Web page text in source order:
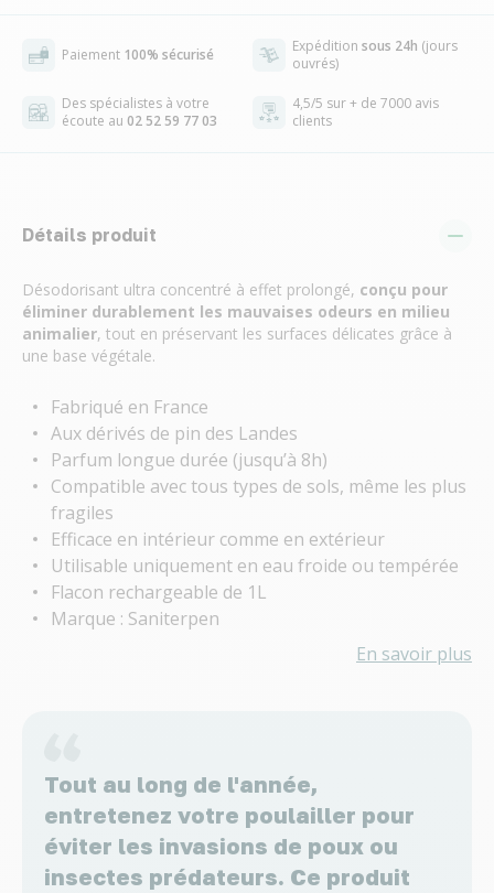
Paiement 100% sécurisé Expédition sous 24h (jours
ouvrés)
Des spécialistes à votre
écoute au 02 52 59 77 03
4,5/5 sur + de 7000 avis
clients
Détails produit
Désodorisant ultra concentré à effet prolongé, conçu pour
éliminer durablement les mauvaises odeurs en milieu
animalier, tout en préservant les surfaces délicates grâce à
une base végétale.
Fabriqué en France
Aux dérivés de pin des Landes
Parfum longue durée (jusqu’à 8h)
Compatible avec tous types de sols, même les plus
fragiles
Efficace en intérieur comme en extérieur
Utilisable uniquement en eau froide ou tempérée
Flacon rechargeable de 1L
Marque : Saniterpen
En savoir plus
Tout au long de l'année,
entretenez votre poulailler pour
éviter les invasions de poux ou
insectes prédateurs. Ce produit